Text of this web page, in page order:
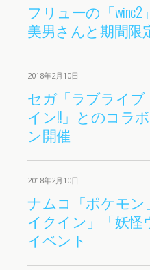
フリューの「winc2
美男さんと期間限
2018年2月10日
セガ「ラブライブ
イン!!」とのコラ
ン開催
2018年2月10日
ナムコ「ポケモン
イクイン」「妖怪
イベント